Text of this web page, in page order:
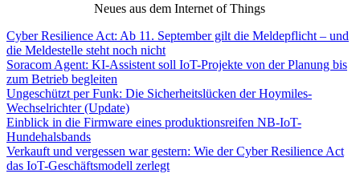
Neues aus dem Internet of Things
Cyber Resilience Act: Ab 11. September gilt die Meldepflicht – und
die Meldestelle steht noch nicht
Soracom Agent: KI-Assistent soll IoT-Projekte von der Planung bis
zum Betrieb begleiten
Ungeschützt per Funk: Die Sicherheitslücken der Hoymiles-
Wechselrichter (Update)
Einblick in die Firmware eines produktionsreifen NB-IoT-
Hundehalsbands
Verkauft und vergessen war gestern: Wie der Cyber Resilience Act
das IoT-Geschäftsmodell zerlegt